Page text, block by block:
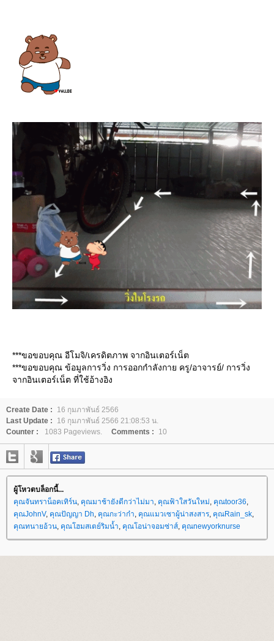
***ขอขอบคุณ อีโมจิ/เครดิตภาพ จากอินเตอร์เน็ต
***ขอขอบคุณ ข้อมูลการวิ่ง การออกกำลังกาย ครู/อาจารย์/ การวิ่ง
จากอินเตอร์เน็ต ที่ใช้อ้างอิง
Create Date :
16 กุมภาพันธ์ 2566
Last Update :
16 กุมภาพันธ์ 2566 21:08:53 น.
Counter :
1083 Pageviews. Comments : 10
ผู้โหวตบล็อกนี้...
คุณจันทราน็อคเทิร์น, คุณมาช้ายังดีกว่าไม่มา, คุณฟ้าใสวันใหม่, คุณtoor36,
คุณJohnV, คุณปัญญา Dh, คุณกะว่าก๋า, คุณแมวเซาผู้น่าสงสาร, คุณRain_sk,
คุณทนายอ้วน, คุณโฮมสเตย์ริมน้ำ, คุณโอน่าจอมซ่าส์, คุณnewyorknurse